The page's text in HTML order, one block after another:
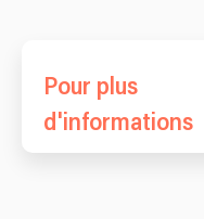
Pour plus
d'informations